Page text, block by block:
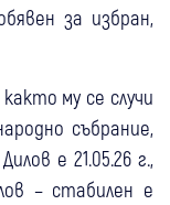
за избран,
му се случи
събрание,
е 21.05.26 г.,
– стабилен е